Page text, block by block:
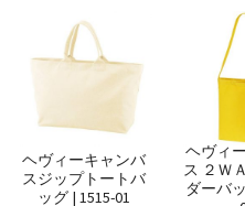
ヘヴィーキャンバ
スジップトートバ
ッグ | 1515-01
ヘヴィ
ス ２Ｗ
ダーバ